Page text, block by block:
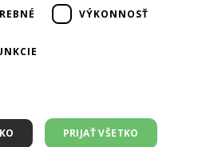
VÝKONNOSŤ
PRIJAŤ VŠETKO